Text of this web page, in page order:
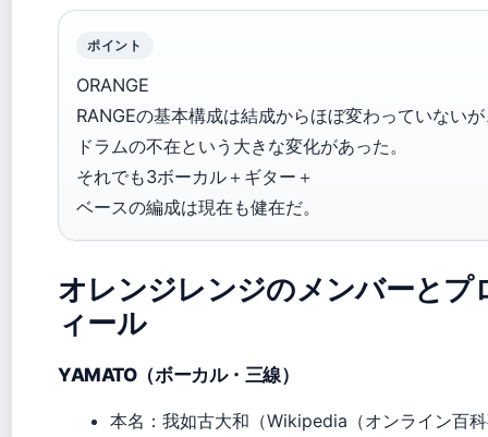
ポイント
ORANGE
RANGEの基本構成は結成からほぼ変わっていない
ドラムの不在という大きな変化があった。
それでも3ボーカル＋ギター＋
ベースの編成は現在も健在だ。
オレンジレンジのメンバーとプ
ィール
YAMATO（ボーカル・三線）
本名：我如古大和（Wikipedia（オンライン百